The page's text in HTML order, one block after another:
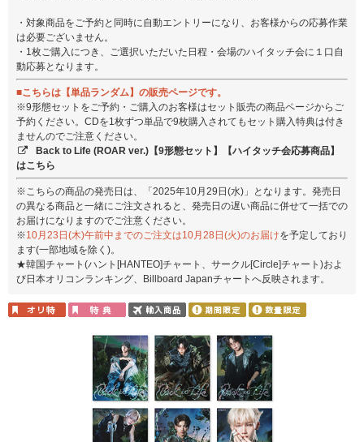
・対象商品をご予約と同時に自動エントリーになり、お客様からの応募作業
は必要ございません。
・1枚ご購入につき、ご選択いただいた日程・会場のハイタッチ会に１口自
動応募となります。
■こちらは【単品ランダム】の販売ページです。
※9形態セットをご予約・ご購入のお客様はセット販売の商品ページからご
予約ください。CDを1枚ずつ単品で9枚購入されてもセット購入特典は付き
ませんのでご注意ください。
Back to Life (ROAR ver.)【9形態セット】【ハイタッチ会応募商品】
はこちら
※こちらの商品の発売日は、「2025年10月29日(水)」となります。発売日
の異なる商品と一緒にご注文されると、発売日の遅い商品に併せて一括での
お届けになりますのでご注意ください。
※10月23日(木)午前中までのご注文は10月28日(火)のお届けを予定しており
ます(一部地域を除く)。
★韓国チャート(ハント[HANTEO]チャート、サークル[Circle]チャート)およ
び日本オリコンランキング、Billboard Japanチャートへ反映されます。